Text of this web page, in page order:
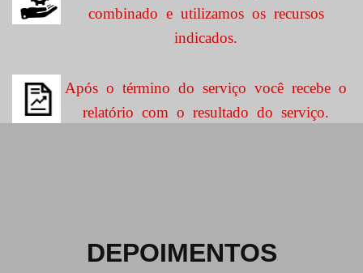
combinado e utilizamos os recursos
indicados.
Após o término do serviço você recebe o
relatório com o resultado do serviço.
DEPOIMENTOS